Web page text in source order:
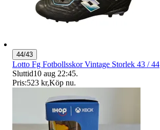
44/43
Lotto Fg Fotbollsskor Vintage Storlek 43 / 44
Sluttid10 aug 22:45.
Pris:523 kr,Köp nu.